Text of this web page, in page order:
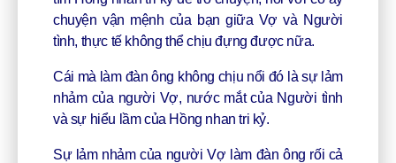
chuyện vận mệnh của bạn giữa Vợ và Người
tình, thực tế không thể chịu đựng được nữa.
Cái mà làm đàn ông không chịu nổi đó là sự lảm
nhảm của người Vợ, nước mắt của Người tình
và sự hiểu lầm của Hồng nhan tri kỷ.
Sự lảm nhảm của người Vợ làm đàn ông rối cả